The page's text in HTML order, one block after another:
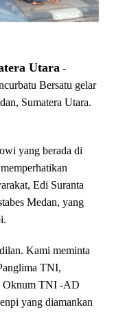
Utara -
Bersatu gelar
Sumatera Utara.
yang berada di
Edi Suranta
Medan, yang
Kami meminta
TNI,
Oknum TNI -AD
yang diamankan